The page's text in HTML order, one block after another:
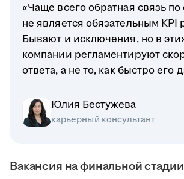
«Чаще всего обратная связь по
не является обязательным KPI
Бывают и исключения, но в
компании регламентируют
ответа, а не то, как быстро его
Юлия Бестужева
карьерный консультант
Вакансия на финальной стадии